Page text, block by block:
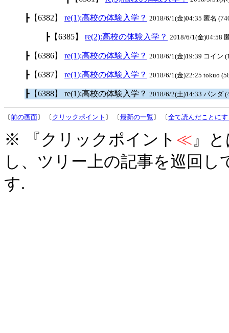
┣【6382】 re(1):高校の体験入学？ 2018/6/1(金)04:35 匿名
┣【6385】 re(2):高校の体験入学？ 2018/6/1(金)04:58
┣【6386】 re(1):高校の体験入学？ 2018/6/1(金)19:39 コイン
┣【6387】 re(1):高校の体験入学？ 2018/6/1(金)22:25 tokuo
┣【6388】 re(1):高校の体験入学？ 2018/6/2(土)14:33 パンダ
〔前の画面〕 〔 クリックポイント 〕 〔最新の一覧 〕 〔全て読んだことに
※ 『クリックポイント ≪』
し、ツリー上の記事を巡回
す.